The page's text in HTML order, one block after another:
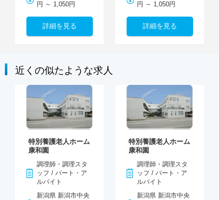
円 ～ 1,050円
詳細を見る
円 ～ 1,050円
詳細を見る
近くの似たような求人
特別養護老人ホーム
康和園
調理師・調理スタ
ッフ / パート・ア
ルバイト
新潟県 新潟市中央
特別養護老人ホーム
康和園
調理師・調理スタ
ッフ / パート・ア
ルバイト
新潟県 新潟市中央